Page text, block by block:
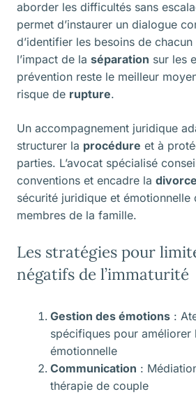
aborder les difficultés sans
permet d’instaurer un dialogue
d’identifier les besoins de
l’impact de la séparation sur les
prévention reste le meilleur
risque de rupture.
Un accompagnement juridique
structurer la procédure et à
parties. L’avocat spécialisé
conventions et encadre la divorce
sécurité juridique et émotionnelle
membres de la famille.
Les stratégies pour
négatifs de l’immaturité
Gestion des émotions :
spécifiques pour améliorer
émotionnelle
Communication :
thérapie de couple